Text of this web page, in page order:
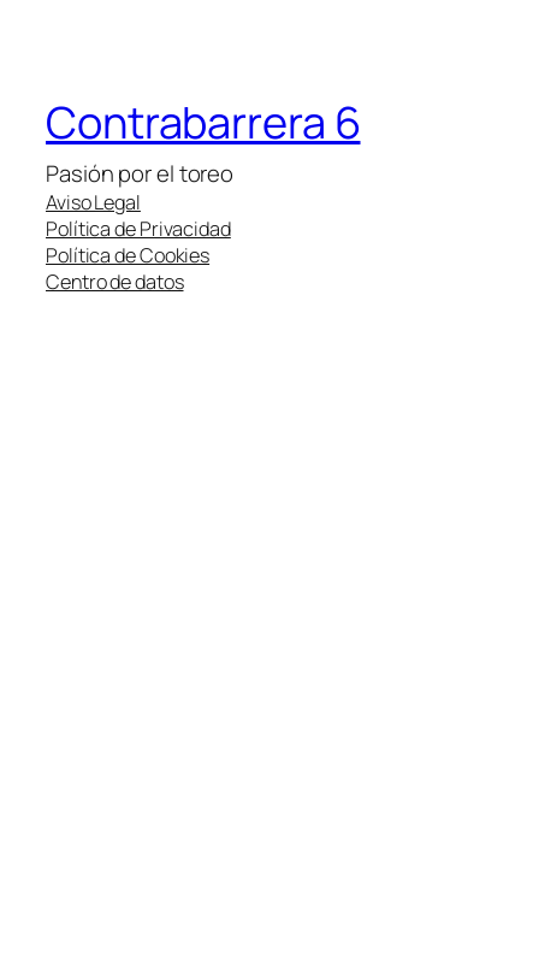
Contrabarrera 6
Pasión por el toreo
Aviso Legal
Política de Privacidad
Política de Cookies
Centro de datos